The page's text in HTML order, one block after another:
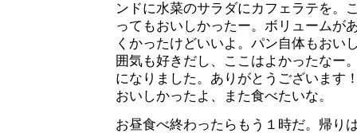
ンドに水菜のサラダにカフェラテを。
ってもおいしかったー。ボリュームが
くかったけどいいよ。パン自体もおい
囲気も好きだし、ここはよかったなー
になりました。ありがとうございます
おいしかったよ、また食べたいな。
お昼食べ終わったらもう１時だ。帰り